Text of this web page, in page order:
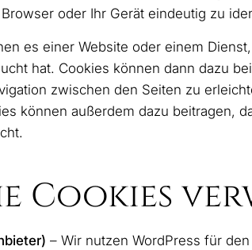
oder Ihr Gerät eindeutig zu
es einer Website oder einem
hat. Cookies können dann dazu
zwischen den Seiten zu
können außerdem dazu beitragen,
Cookies
– Wir nutzen WordPress für